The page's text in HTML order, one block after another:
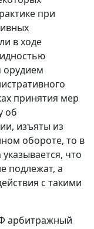
при
в ходе
орудием
принятия мер
об
изъяты из
обороте, то в
что
подлежат, а
с такими
арбитражный